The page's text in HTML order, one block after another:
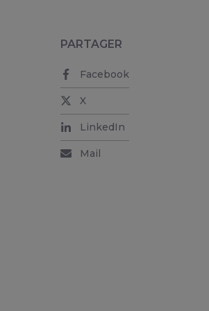
PARTAGER
Facebook
X
LinkedIn
Mail